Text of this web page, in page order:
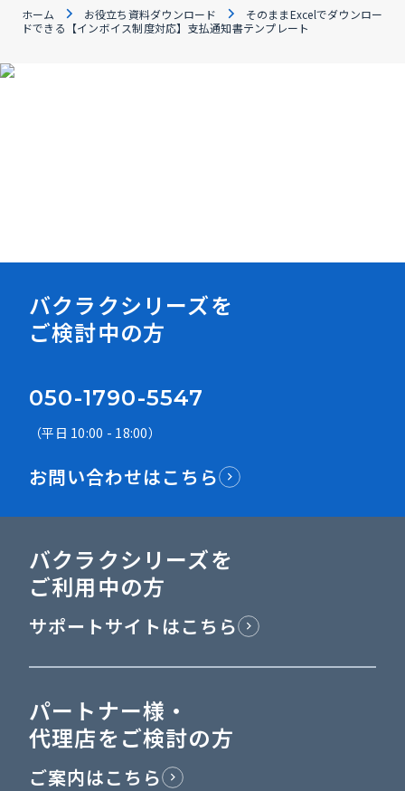
ホーム お役立ち資料ダウンロード
そのままExcelでダウンロー
ドできる【インボイス制度対応】支払通知書テンプレート
バクラクシリーズを
ご検討中の方
050-1790-5547
（平日 10:00 - 18:00）
お問い合わせはこちら
バクラクシリーズを
ご利用中の方
サポートサイトはこちら
パートナー様・
代理店をご検討の方
ご案内はこちら